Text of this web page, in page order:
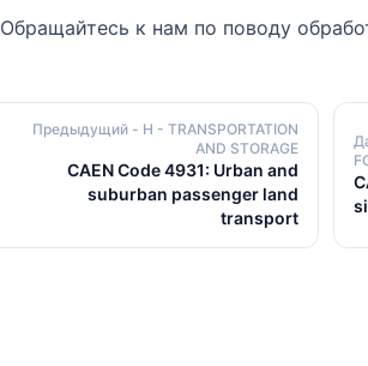
Обращайтесь к нам по поводу
Предыдущий - H - TRANSPORTATION
AND STORAGE
CAEN Code 4931: Urban and
suburban passenger land
transport